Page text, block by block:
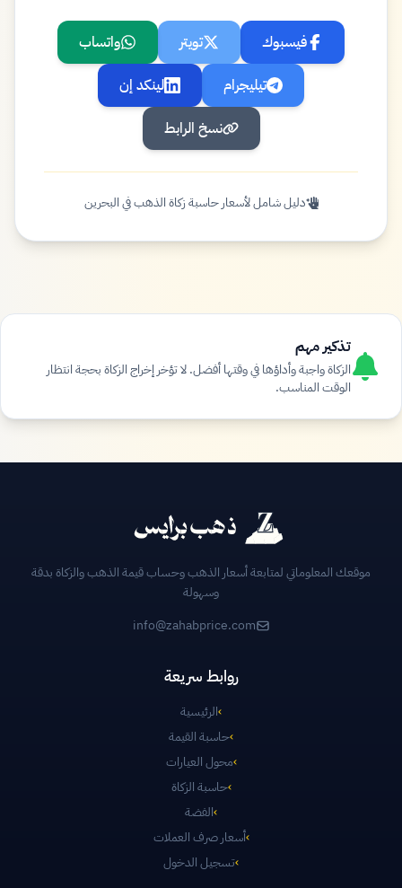
فيسبوك تويتر
واتساب
تيليجرام
لينكد إن
نسخ الرابط
دليل شامل لأسعار حاسبة زكاة الذهب في البحرين
تذكير مهم
الزكاة واجبة وأداؤها في وقتها أفضل. لا تؤخر إخراج الزكاة بحجة انتظار
الوقت المناسب.
موقعك المعلوماتي لمتابعة أسعار الذهب وحساب قيمة الذهب والزكاة بدقة
وسهولة
info@zahabprice.com
روابط سريعة
›الرئيسية
›حاسبة القيمة
›محول العيارات
›حاسبة الزكاة
›الفضة
›أسعار صرف العملات
›تسجيل الدخول